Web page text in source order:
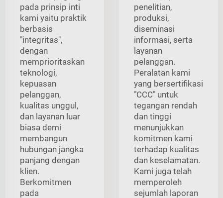
pada prinsip inti
kami yaitu praktik
berbasis
"integritas",
dengan
memprioritaskan
teknologi,
kepuasan
pelanggan,
kualitas unggul,
dan layanan luar
biasa demi
membangun
hubungan jangka
panjang dengan
klien.
Berkomitmen
pada
penelitian,
produksi,
diseminasi
informasi, serta
layanan
pelanggan.
Peralatan kami
yang bersertifikasi
"CCC" untuk
tegangan rendah
dan tinggi
menunjukkan
komitmen kami
terhadap kualitas
dan keselamatan.
Kami juga telah
memperoleh
sejumlah laporan